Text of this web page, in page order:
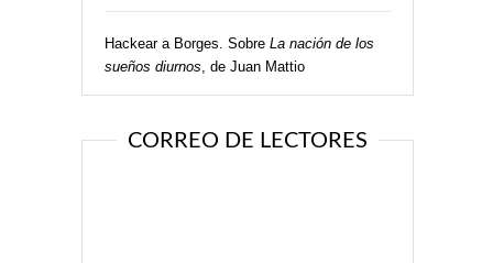
Hackear a Borges. Sobre La nación de los
sueños diurnos, de Juan Mattio
CORREO DE LECTORES